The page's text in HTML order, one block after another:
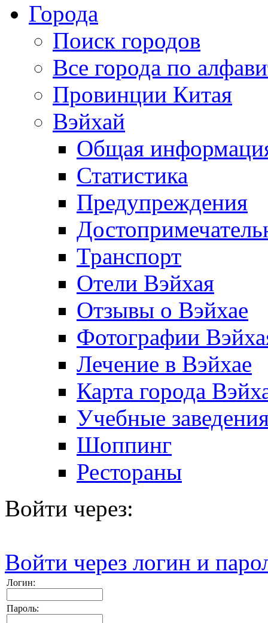
Города
Поиск городов
Все города по
Провинции Китая
Вэйхай
Общая
Статистика
Предупреждения
Транспорт
Отели Вэйхая
Отзывы о Вэйхае
Фотографии
Лечение в Вэйхае
Карта города
Учебные
Шоппинг
Рестораны
Войти через:
Войти через логин и
Логин:
Пароль: